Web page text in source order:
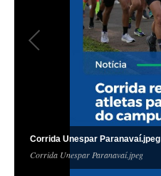
Corrida Unespar Paranavaí.jpeg
Corrida Unespar Paranavaí.jpeg